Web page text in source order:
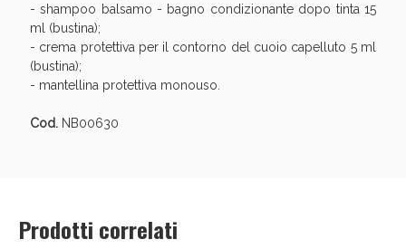
- shampoo balsamo - bagno condizionante dopo tinta 15
ml (bustina);
- crema protettiva per il contorno del cuoio capelluto 5 ml
(bustina);
- mantellina protettiva monouso.
Cod.NB00630
Prodotti correlati
Benessere Intestinale: Sconto fino al 55% valido
oggi!